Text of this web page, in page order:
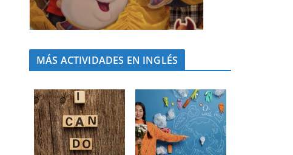
MÁS ACTIVIDADES EN INGLÉS